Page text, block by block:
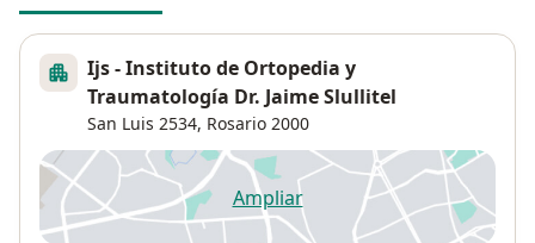
Ijs - Instituto de Ortopedia y
Traumatología Dr. Jaime Slullitel
San Luis 2534, Rosario 2000
Ampliarse abre en una nueva